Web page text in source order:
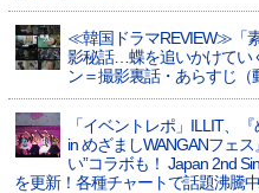
≪韓国ドラマREVIEW≫「
影秘話…蝶を追いかけてい
ン＝撮影裏話・あらすじ（
「イベントレポ」ILLIT、
in めざましWANGANフェ
い”コラボも！ Japan 2nd
を更新！各種チャートで話題沸騰中